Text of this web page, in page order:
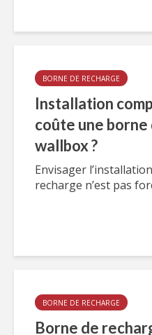
BORNE DE RECHARGE
Installation
coûte une
wallbox ?
Envisager
recharge n’est pas
BORNE DE RECHARGE
Borne de